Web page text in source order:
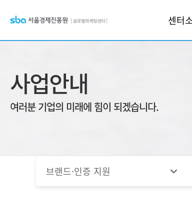
센터
사업안내
여러분 기업의 미래에 힘이 되겠습니다.
브랜드·인증 지원 expand_more